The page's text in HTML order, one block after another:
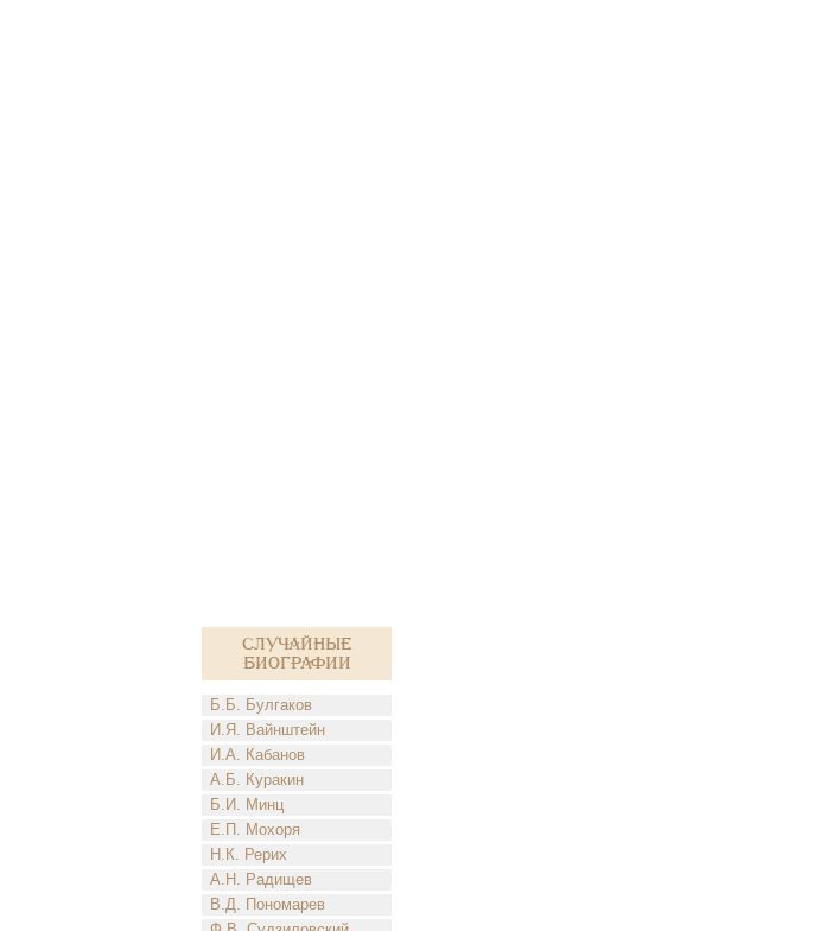
Случайные
биографии
Б.Б. Булгаков
И.Я. Вайнштейн
И.А. Кабанов
А.Б. Куракин
Б.И. Минц
Е.П. Мохоря
Н.К. Рерих
А.Н. Радищев
В.Д. Пономарев